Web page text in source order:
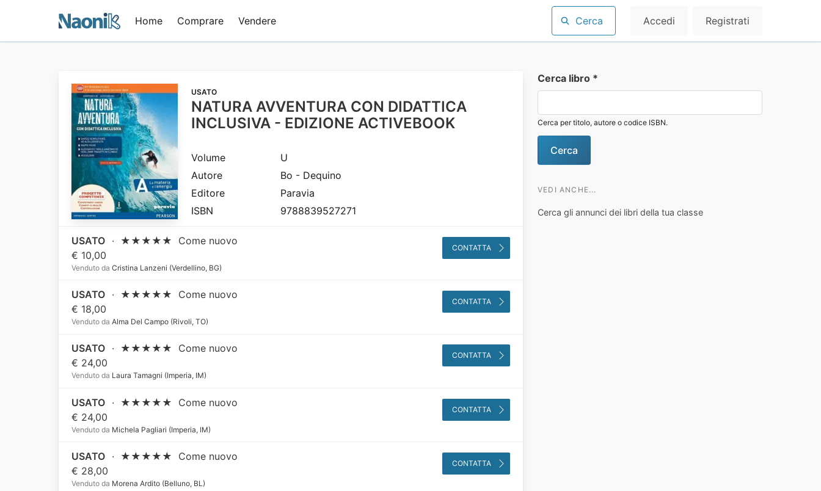
Home Comprare Vendere Cerca Accedi Registrati
USATO
NATURA AVVENTURA CON DIDATTICA
INCLUSIVA - EDIZIONE ACTIVEBOOK
Volume
U
Autore
Bo - Dequino
Editore
Paravia
ISBN
9788839527271
USATO · ★★★★★
Come nuovo
€ 10,00
Venduto da Cristina Lanzeni (Verdellino, BG)
CONTATTA
USATO · ★★★★★
Come nuovo
€ 18,00
Venduto da Alma Del Campo (Rivoli, TO)
CONTATTA
USATO · ★★★★★
Come nuovo
€ 24,00
Venduto da Laura Tamagni (Imperia, IM)
CONTATTA
USATO · ★★★★★
Come nuovo
€ 24,00
Venduto da Michela Pagliari (Imperia, IM)
CONTATTA
USATO · ★★★★★
Come nuovo
€ 28,00
Venduto da Morena Ardito (Belluno, BL)
CONTATTA
Cerca libro *
Cerca per titolo, autore o codice ISBN.
VEDI ANCHE...
Cerca gli annunci dei libri della tua classe